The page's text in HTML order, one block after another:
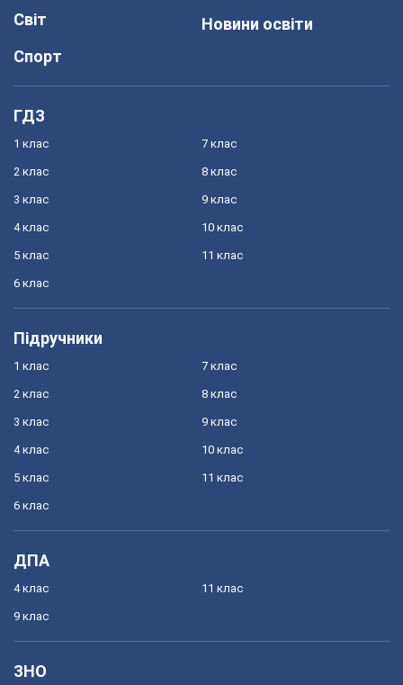
Світ
Спорт
Новини освіти
ГДЗ
1 клас
2 клас
3 клас
4 клас
5 клас
6 клас
7 клас
8 клас
9 клас
10 клас
11 клас
Підручники
1 клас
2 клас
3 клас
4 клас
5 клас
6 клас
7 клас
8 клас
9 клас
10 клас
11 клас
ДПА
4 клас
9 клас
11 клас
ЗНО